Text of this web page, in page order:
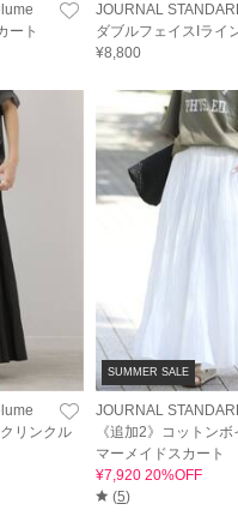
ート
JOURNAL
ダブルフェイスIライ
¥8,800
リンクル
SUMMER SALE
JOURNAL
《追加2》コットン
マーメイドスカート
¥7,920 20%OFF
(5)